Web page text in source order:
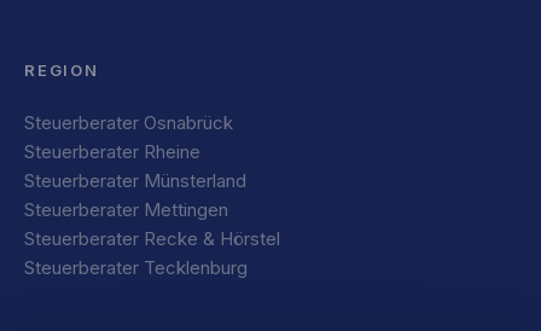
REGION
Steuerberater Osnabrück
Steuerberater Rheine
Steuerberater Münsterland
Steuerberater Mettingen
Steuerberater Recke & Hörstel
Steuerberater Tecklenburg